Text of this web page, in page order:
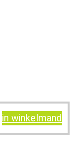
in winkelmand